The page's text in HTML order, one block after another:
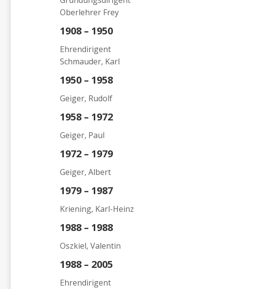
Oberlehrer Frey
1908 – 1950
Ehrendirigent
Schmauder, Karl
1950 – 1958
Geiger, Rudolf
1958 – 1972
Geiger, Paul
1972 – 1979
Geiger, Albert
1979 – 1987
Kriening, Karl-Heinz
1988 – 1988
Oszkiel, Valentin
1988 – 2005
Ehrendirigent